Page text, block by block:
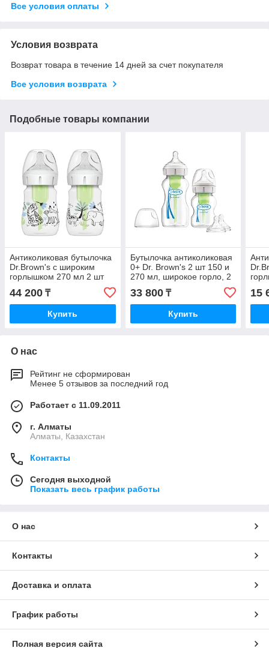
Все условия оплаты
Условия возврата
Возврат товара в течение 14 дней за счет покупателя
Все условия возврата
Подобные товары компании
Антиколиковая бутылочка
Dr.Brown's с широким
горлышком 270 мл 2 шт
Африка, BPA-free
44 200 ₸
Купить
Бутылочка антиколиковая
0+ Dr. Brown's 2 шт 150 и
270 мл, широкое горло, 2
соски 3+, BPA-free
33 800₸
Купить
15
О нас
Рейтинг не сформирован
Менее 5 отзывов за последний год
Работает с 11.09.2011
г. Алматы
Алматы, Казахстан
Контакты
Сегодня выходной
Показать весь график работы
О нас
Контакты
Доставка и оплата
График работы
Полная версия сайта